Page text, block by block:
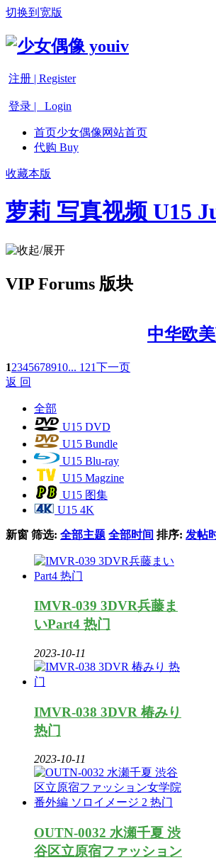
切换到宽版
注册 | Register
登录 | Login
首页少女偶像网站首页
代购 Buy
收藏本版
萝莉 写真视频 U15
VIP Forums 版块
中华欧
12345678910... 121下一页
返 回
全部
U15 DVD
U15 Bundle
U15 Blu-ray
U15 Magzine
U15 图集
U15 4K
新窗 筛选: 全部主题 全部时间 排序: 发帖
IMVR-039 3DVR兵藤ま
いPart4 热门
2023-10-11
IMVR-038 3DVR 椿みり
热门
2023-10-11
OUTN-0032 水瀬千夏 渋
谷区立原宿ファッション